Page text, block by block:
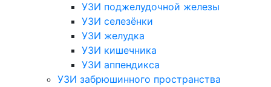
УЗИ поджелудочной железы
УЗИ селезёнки
УЗИ желудка
УЗИ кишечника
УЗИ аппендикса
УЗИ забрюшинного пространства